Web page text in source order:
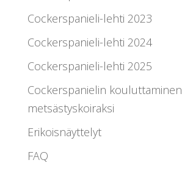
Cockerspanieli-lehti 2023
Cockerspanieli-lehti 2024
Cockerspanieli-lehti 2025
Cockerspanielin kouluttaminen
metsästyskoiraksi
Erikoisnäyttelyt
FAQ